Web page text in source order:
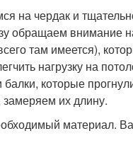
на чердак и
обращаем внимание
там имеется),
нагрузку на
которые
замеряем их длину.
материал.